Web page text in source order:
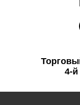
4-й